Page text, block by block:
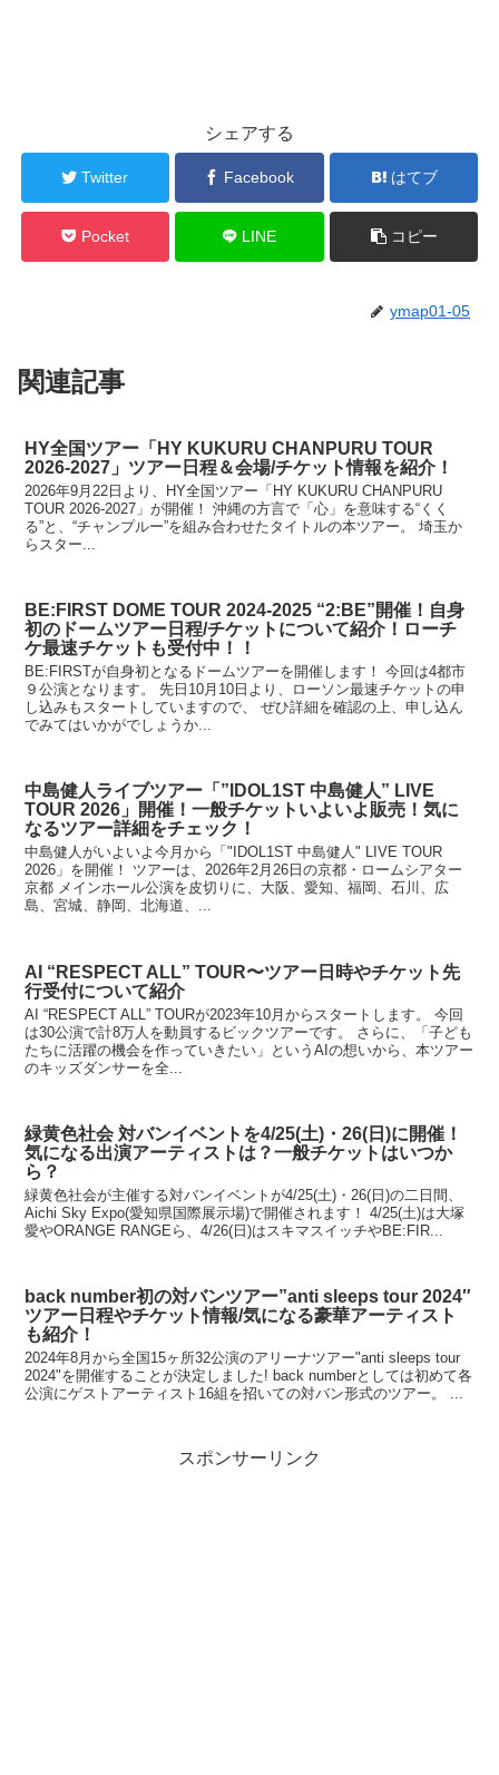
シェアする
Twitter Facebook はてブ
Pocket LINE コピー
ymap01-05
関連記事
HY全国ツアー「HY KUKURU CHANPURU TOUR
2026-2027」ツアー日程＆会場/チケット情報を紹介！
2026年9月22日より、HY全国ツアー「HY KUKURU CHANPURU
TOUR 2026-2027」が開催！ 沖縄の方言で「心」を意味する“くく
る”と、“チャンプルー”を組み合わせたタイトルの本ツアー。 埼玉か
らスター...
BE:FIRST DOME TOUR 2024-2025 “2:BE”開催！自身
初のドームツアー日程/チケットについて紹介！ローチ
ケ最速チケットも受付中！！
BE:FIRSTが自身初となるドームツアーを開催します！ 今回は4都市
９公演となります。 先日10月10日より、ローソン最速チケットの申
し込みもスタートしていますので、 ぜひ詳細を確認の上、申し込ん
でみてはいかがでしょうか...
中島健人ライブツアー「”IDOL1ST 中島健人” LIVE
TOUR 2026」開催！一般チケットいよいよ販売！気に
なるツアー詳細をチェック！
中島健人がいよいよ今月から「"IDOL1ST 中島健人" LIVE TOUR
2026」を開催！ ツアーは、2026年2月26日の京都・ロームシアター
京都 メインホール公演を皮切りに、大阪、愛知、福岡、石川、広
島、宮城、静岡、北海道、...
AI “RESPECT ALL” TOUR〜ツアー日時やチケット先
行受付について紹介
AI “RESPECT ALL” TOURが2023年10月からスタートします。 今回
は30公演で計8万人を動員するビックツアーです。 さらに、「子ども
たちに活躍の機会を作っていきたい」というAIの想いから、本ツアー
のキッズダンサーを全...
緑黄色社会 対バンイベントを4/25(土)・26(日)に開催！
気になる出演アーティストは？一般チケットはいつか
ら？
緑黄色社会が主催する対バンイベントが4/25(土)・26(日)の二日間、
Aichi Sky Expo(愛知県国際展示場)で開催されます！ 4/25(土)は大塚
愛やORANGE RANGEら、4/26(日)はスキマスイッチやBE:FIR...
back number初の対バンツアー”anti sleeps tour 2024″
ツアー日程やチケット情報/気になる豪華アーティスト
も紹介！
2024年8月から全国15ヶ所32公演のアリーナツアー"anti sleeps tour
2024"を開催することが決定しました! back numberとしては初めて各
公演にゲストアーティスト16組を招いての対バン形式のツアー。 ...
スポンサーリンク